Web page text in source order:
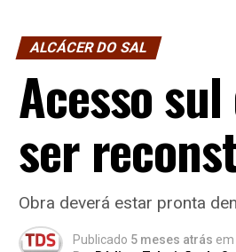
ALCÁCER DO SAL
Acesso
ser
Obra deverá estar pronta
Publicado 5 meses atrás em